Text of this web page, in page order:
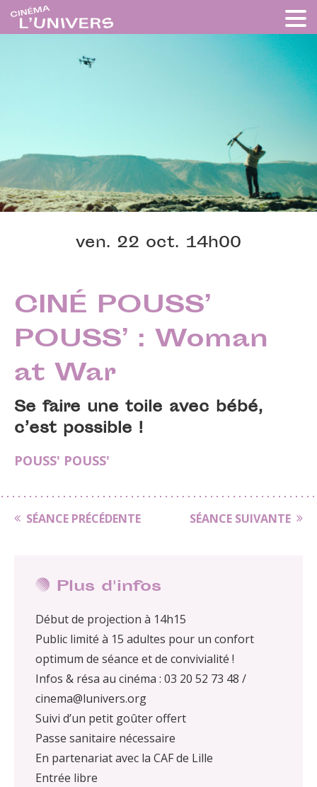
ven. 22 oct. 14h00
CINÉ POUSS’
POUSS’ : Woman
at War
Se faire une toile avec bébé,
c’est possible !
POUSS' POUSS'
SÉANCE PRÉCÉDENTE SÉANCE SUIVANTE
Plus d'infos
Début de projection à 14h15
Public limité à 15 adultes pour un confort
optimum de séance et de convivialité !
Infos & résa au cinéma : 03 20 52 73 48 /
cinema@lunivers.org
Suivi d’un petit goûter offert
Passe sanitaire nécessaire
En partenariat avec la CAF de Lille
Entrée libre